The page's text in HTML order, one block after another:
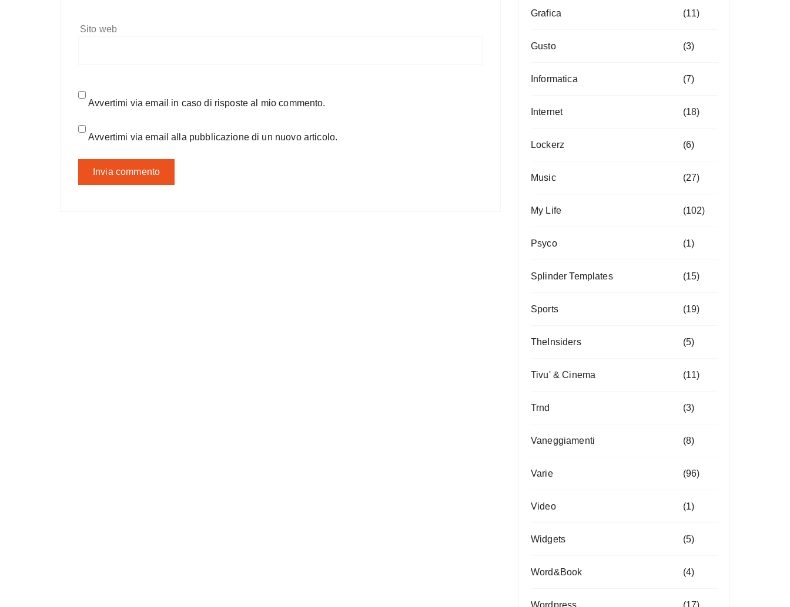
Sito web
Avvertimi via email in caso di risposte al mio commento.
Avvertimi via email alla pubblicazione di un nuovo articolo.
Grafica (11)
Gusto (3)
Informatica (7)
Internet (18)
Lockerz (6)
Music (27)
My Life (102)
Psyco (1)
Splinder Templates (15)
Sports (19)
TheInsiders (5)
Tivu' & Cinema (11)
Trnd (3)
Vaneggiamenti (8)
Varie (96)
Video (1)
Widgets (5)
Word&Book (4)
Wordpress (17)